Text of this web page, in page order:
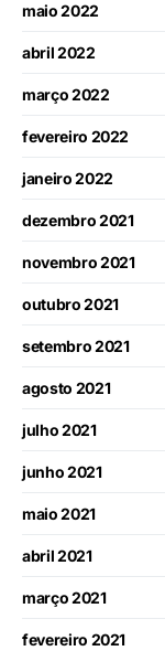
maio 2022
abril 2022
março 2022
fevereiro 2022
janeiro 2022
dezembro 2021
novembro 2021
outubro 2021
setembro 2021
agosto 2021
julho 2021
junho 2021
maio 2021
abril 2021
março 2021
fevereiro 2021